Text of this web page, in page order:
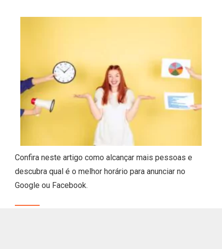
Confira neste artigo como alcançar mais pessoas e
descubra qual é o melhor horário para anunciar no
Google ou Facebook.